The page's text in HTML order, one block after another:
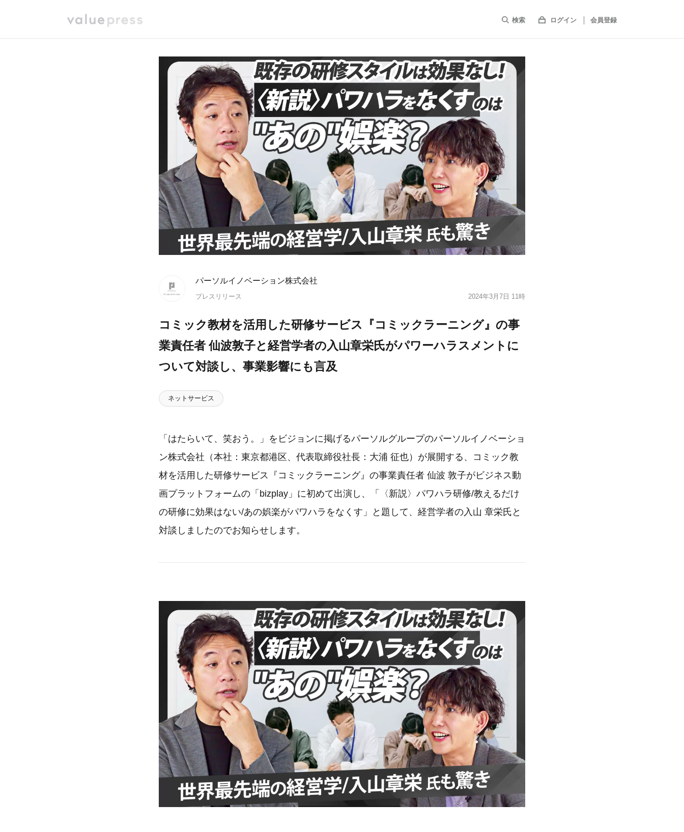
検索 ログイン 会員登録
パーソルイノベーション株式会社
プレスリリース 2024年3月7日 11時
コミック教材を活用した研修サービス『コミックラーニング』の事
業責任者 仙波敦子と経営学者の入山章栄氏がパワーハラスメントに
ついて対談し、事業影響にも言及
ネットサービス
「はたらいて、笑おう。」をビジョンに掲げるパーソルグループのパーソルイノベーショ
ン株式会社（本社：東京都港区、代表取締役社長：大浦 征也）が展開する、コミック教
材を活用した研修サービス『コミックラーニング』の事業責任者 仙波 敦子がビジネス動
画プラットフォームの「bizplay」に初めて出演し、「〈新説〉パワハラ研修/教えるだけ
の研修に効果はない/あの娯楽がパワハラをなくす」と題して、経営学者の入山 章栄氏と
対談しましたのでお知らせします。